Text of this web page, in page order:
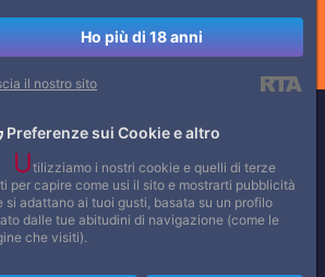
sport
verifiche al fine di accertarne il
riservato, scriveteci: provvederemo
Ho più di 18 anni
il nostro sito
Preferenze sui Cookie e altro
Utilizziamo i nostri cookie e quelli di terze
per capire come usi il sito e mostrarti pubblicità
si adattano ai tuoi gusti, basata su un profilo
dalle tue abitudini di navigazione (come le
che visiti).